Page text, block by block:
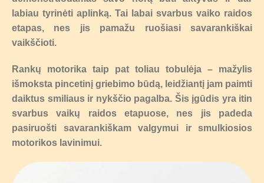
labiau tyrinėti aplinką. Tai labai svarbus vaiko raidos
etapas, nes jis pamažu ruošiasi savarankiškai
vaikščioti.
Rankų motorika taip pat toliau tobulėja – mažylis
išmoksta pincetinį griebimo būdą, leidžiantį jam paimti
daiktus smiliaus ir nykščio pagalba. Šis įgūdis yra itin
svarbus vaikų raidos etapuose, nes jis padeda
pasiruošti savarankiškam valgymui ir smulkiosios
motorikos lavinimui.